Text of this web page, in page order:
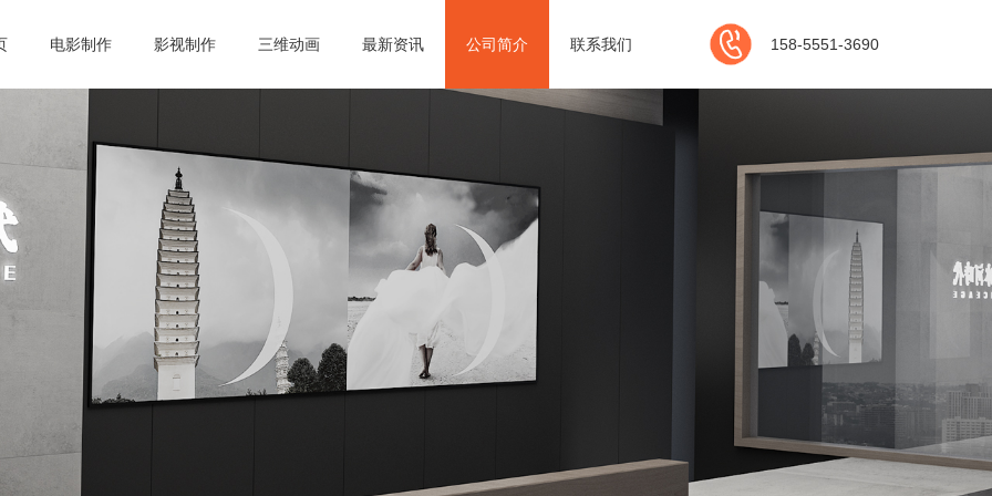
电影制作 影视制作 三维动画 最新资讯 公司简介 联系我们 158-5551-3690